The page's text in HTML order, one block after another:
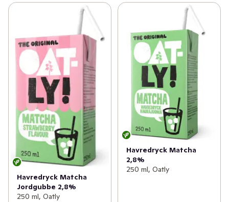
Havredryck Matcha
Jordgubbe 2,8%
250 ml, Oatly
Havredryck Matcha
2,8%
250 ml, Oatly